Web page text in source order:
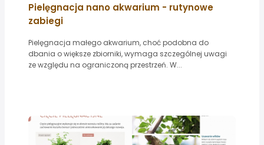
Pielęgnacja nano akwarium - rutynowe
zabiegi
Pielęgnacja małego akwarium, choć podobna do
dbania o większe zbiorniki, wymaga szczególnej uwagi
ze względu na ograniczoną przestrzeń. W...